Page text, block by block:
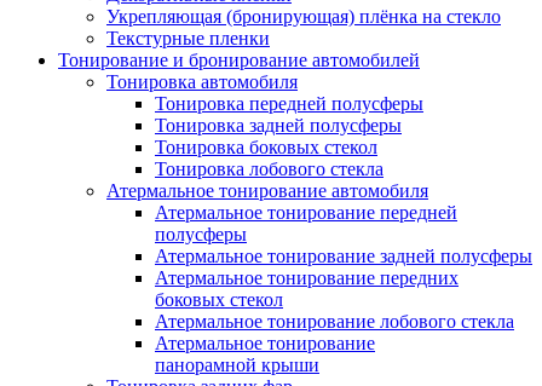
Укрепляющая (бронирующая) плёнка на стекло
Текстурные пленки
Тонирование и бронирование автомобилей
Тонировка автомобиля
Тонировка передней полусферы
Тонировка задней полусферы
Тонировка боковых стекол
Тонировка лобового стекла
Атермальное тонирование автомобиля
Атермальное тонирование передней
полусферы
Атермальное тонирование задней полусферы
Атермальное тонирование передних
боковых стекол
Атермальное тонирование лобового стекла
Атермальное тонирование
панорамной крыши